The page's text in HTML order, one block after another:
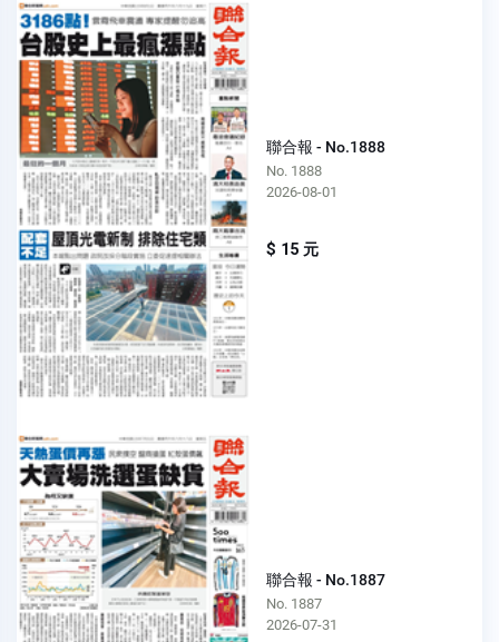
聯合報 - No.1888
No. 1888
2026-08-01
$ 15 元
聯合報 - No.1887
No. 1887
2026-07-31